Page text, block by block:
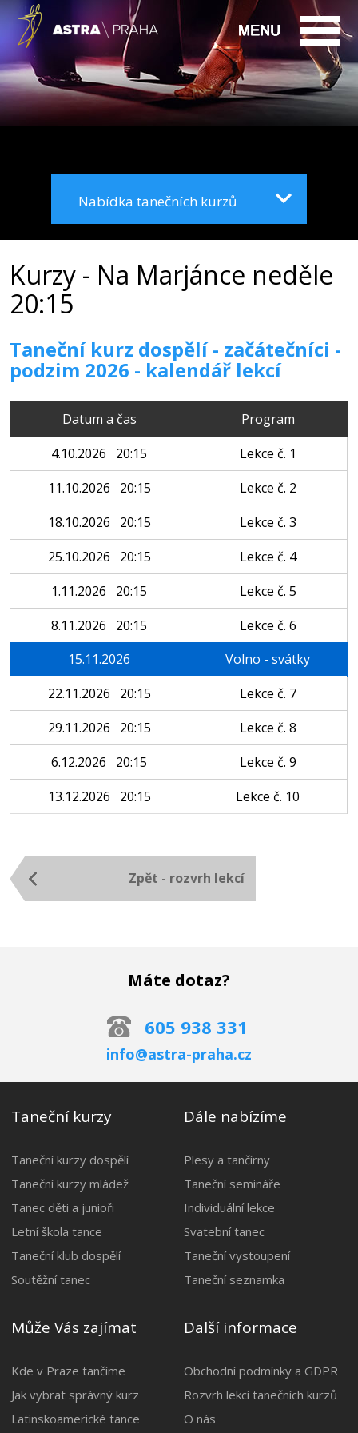
Nabídka tanečních kurzů
Kurzy - Na Marjánce neděle
20:15
Taneční kurz dospělí - začátečníci -
podzim 2026 - kalendář lekcí
Datum a čas
Program
4.10.2026 20:15
Lekce č. 1
11.10.2026 20:15
Lekce č. 2
18.10.2026 20:15
Lekce č. 3
25.10.2026 20:15
Lekce č. 4
1.11.2026 20:15
Lekce č. 5
8.11.2026 20:15
Lekce č. 6
15.11.2026
Volno - svátky
22.11.2026 20:15
Lekce č. 7
29.11.2026 20:15
Lekce č. 8
6.12.2026 20:15
Lekce č. 9
13.12.2026 20:15
Lekce č. 10
Zpět - rozvrh lekcí
Máte dotaz?
605 938 331
info@astra-praha.cz
Taneční kurzy
Taneční kurzy dospělí
Taneční kurzy mládež
Tanec děti a junioři
Letní škola tance
Taneční klub dospělí
Soutěžní tanec
Dále nabízíme
Plesy a tančírny
Taneční semináře
Individuální lekce
Svatební tanec
Taneční vystoupení
Taneční seznamka
Může Vás zajímat
Kde v Praze tančíme
Jak vybrat správný kurz
Latinskoamerické tance
Další informace
Obchodní podmínky a GDPR
Rozvrh lekcí tanečních kurzů
O nás